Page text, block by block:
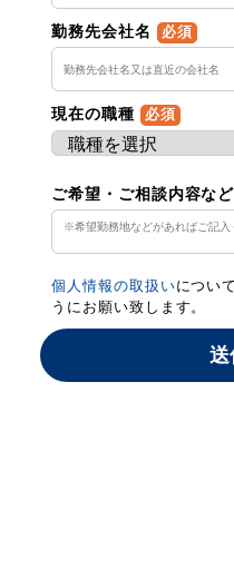
勤務先会社名 必須
現在の職種 必須
ご希望・ご相談内容など
個人情報の取扱いについ
うにお願い致します。